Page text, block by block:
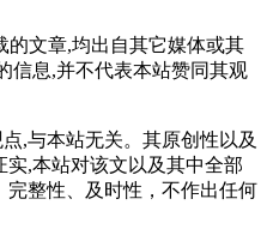
的文章,均出自其它媒体或其
信息,并不代表本站赞同其观
,与本站无关。其原创性以及
,本站对该文以及其中全部
整性、及时性，不作出任何